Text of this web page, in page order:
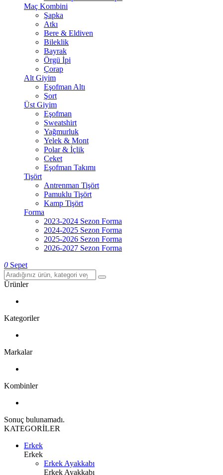
Maç Kombini
Şapka
Atkı
Bere & Eldiven
Bileklik
Bayrak
Örgü İpi
Çorap
Alt Giyim
Eşofman Altı
Şort
Üst Giyim
Eşofman
Sweatshirt
Yağmurluk
Yelek & Mont
Polar & İçlik
Ceket
Eşofman Takımı
Tişört
Antrenman Tişört
Pamuklu Tişört
Kamp Tişört
Forma
2023-2024 Sezon Forma
2024-2025 Sezon Forma
2025-2026 Sezon Forma
2026-2027 Sezon Forma
0 Sepet
Ürünler
Kategoriler
Markalar
Kombinler
Sonuç bulunamadı.
KATEGORİLER
Erkek
Erkek
Erkek Ayakkabı
Erkek Ayakkabı